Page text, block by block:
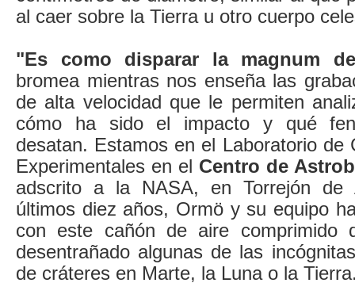
al caer sobre la Tierra u otro cuerpo
"Es como disparar la magnum
bromea mientras nos enseña las
de alta velocidad que le permiten
cómo ha sido el impacto y qué
desatan. Estamos en el Laboratorio de
Experimentales en el Centro de
adscrito a la NASA, en Torrejón de
últimos diez años, Ormö y su equipo
con este cañón de aire comprimido
desentrañado algunas de las
de cráteres en Marte, la Luna o la